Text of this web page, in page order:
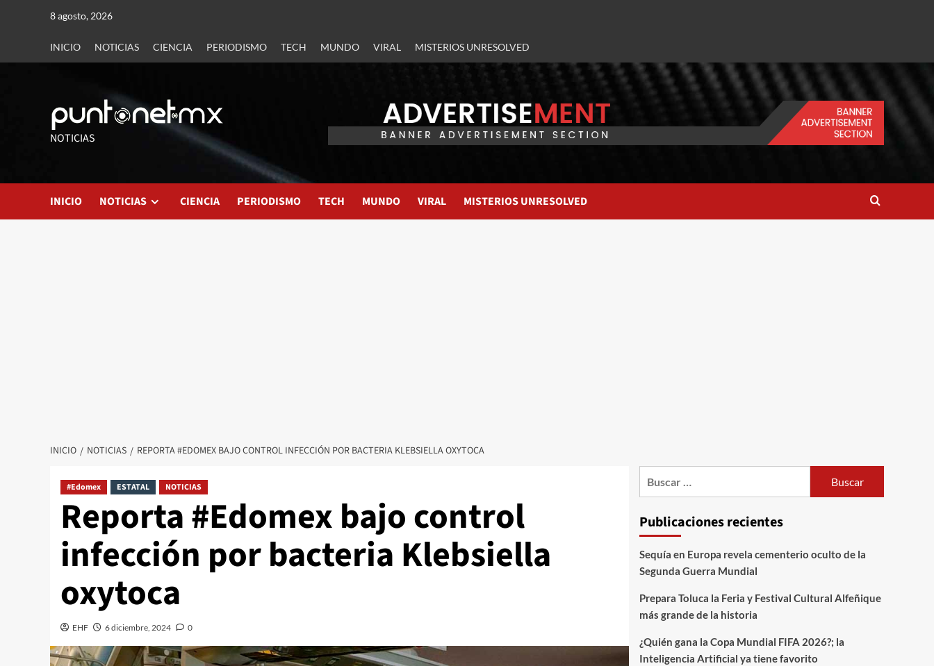
8 agosto, 2026
INICIO NOTICIAS CIENCIA PERIODISMO TECH MUNDO VIRAL MISTERIOS UNRESOLVED
NOTICIAS
INICIO NOTICIAS CIENCIA PERIODISMO TECH MUNDO VIRAL MISTERIOS UNRESOLVED
INICIO NOTICIAS REPORTA #EDOMEX BAJO CONTROL INFECCIÓN POR BACTERIA KLEBSIELLA OXYTOCA
#Edomex ESTATAL NOTICIAS
Reporta #Edomex bajo control
infección por bacteria Klebsiella
oxytoca
EHF 6 diciembre, 2024 0
Publicaciones recientes
Sequía en Europa revela cementerio oculto de la
Segunda Guerra Mundial
Prepara Toluca la Feria y Festival Cultural Alfeñique
más grande de la historia
¿Quién gana la Copa Mundial FIFA 2026?; la
Inteligencia Artificial ya tiene favorito